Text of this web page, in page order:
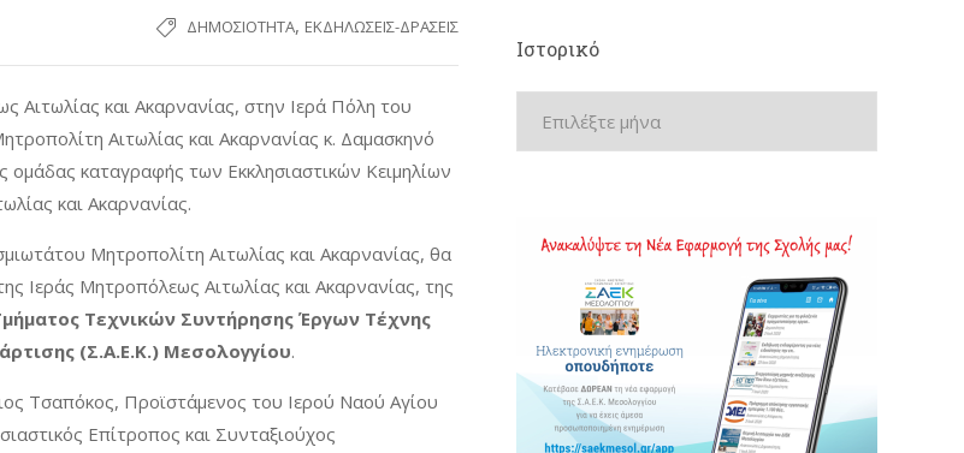
ΔΗΜΟΣΙΌΤΗΤΑ, ΕΚΔΗΛΏΣΕΙΣ-ΔΡΆΣΕΙΣ
και Ακαρνανίας, στην Ιερά Πόλη του
Αιτωλίας και Ακαρνανίας κ. Δαμασκηνό
ομάδας καταγραφής των Εκκλησιαστικών Κειμηλίων
και Ακαρνανίας.
Μητροπολίτη Αιτωλίας και Ακαρνανίας, θα
Ιεράς Μητροπόλεως Αιτωλίας και Ακαρνανίας, της
Τεχνικών Συντήρησης Έργων Τέχνης
(Σ.Α.Ε.Κ.) Μεσολογγίου.
Τσαπόκος, Προϊστάμενος του Ιερού Ναού Αγίου
Επίτροπος και Συνταξιούχος
Ιστορικό